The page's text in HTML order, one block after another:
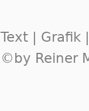
Text | Grafik
©by Reiner